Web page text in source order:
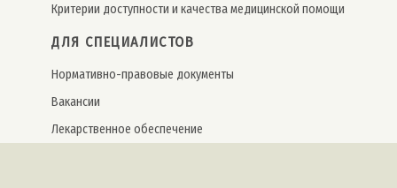
Критерии доступности и качества медицинской помощи
ДЛЯ СПЕЦИАЛИСТОВ
Нормативно-правовые документы
Вакансии
Лекарственное обеспечение